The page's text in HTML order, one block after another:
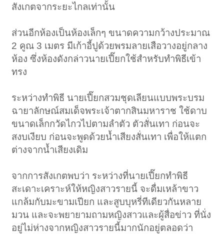
สังเกตจากระยะไกลเท่านั้น
ส่วนอีกห้องเป็นห้องเล็กๆ ขนาดความกว้างประมาณ
2 คูณ 3 เมตร มีเก้าอี้ปูด้วยพรมลายเสือวางอยู่กลาง
ห้อง ซึ่งห้องดังกล่าวนายเปี๊ยกใช้สำหรับทำพิธีเข้า
ทรง
ระหว่างทำพิธี นายเปี๊ยกสวมชุดเลียนแบบพระบรม
ฉายาลักษณ์สมเด็จพระเจ้าตากสินมหาราช ใช้ดาบ
ขนาดเล็กกวัดไกวไปตามลำตัว ตัวสั่นเทา ก่อนจะ
สงบเงียบ ก่อนจะพูดด้วยน้ำเสียงสั่นเทา เพื่อให้แตก
ต่างจากน้ำเสียงเดิม
จากการสังเกตพบว่า ระหว่างที่นายเปี๊ยกทำพิธี
สะเดาะเคราะห์ให้หญิงสาวรายนี้ จะดื่มเหล้าขาว
แกล้มกับมะขามเปียก และสูบบุหรี่ทีเดียวกันหลาย
มวน และจะพยายามถามหญิงสาวและผู้สื่อข่าว ที่นั่ง
อยู่ไม่ห่างจากหญิงสาวรายนี้มากนักอยู่ตลอดว่า